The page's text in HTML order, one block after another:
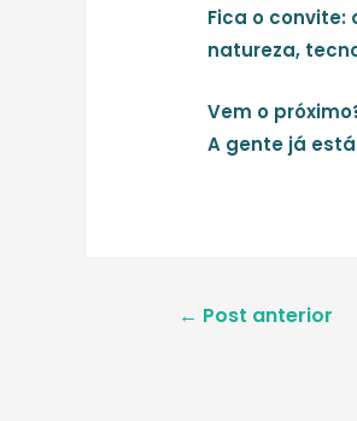
Fica o
natureza,
Vem o
A gente já
Navegação
← Post anterior